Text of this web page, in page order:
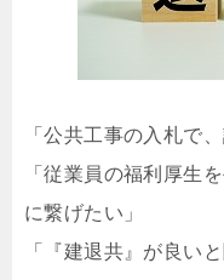
「公共工事の入札で
「従業員の福利厚生
に繋げたい」
「『建退共』が良い